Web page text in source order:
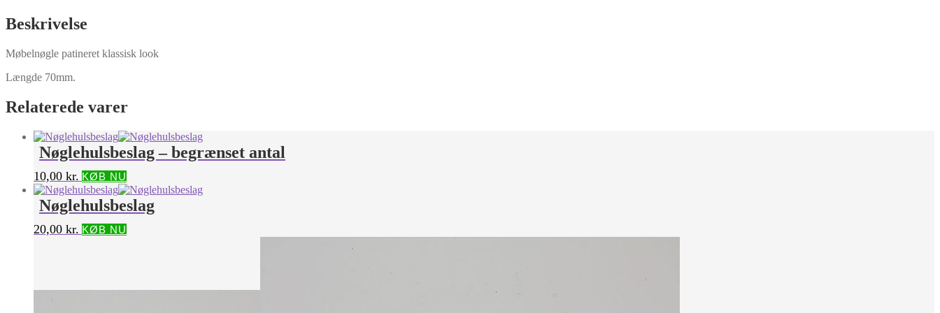
Beskrivelse
Møbelnøgle patineret klassisk look
Længde 70mm.
Relaterede varer
Nøglehulsbeslag – begrænset antal
10,00 kr. KØB NU
Nøglehulsbeslag
20,00 kr. KØB NU